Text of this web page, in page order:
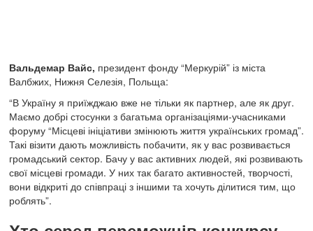
Вальдемар Вайс, президент фонду “Меркурій” із міста
Валбжих, Нижня Селезія, Польща:
“В Україну я приїжджаю вже не тільки як партнер, але як друг.
Маємо добрі стосунки з багатьма організаціями-учасниками
форуму “Місцеві ініціативи змінюють життя українських громад”.
Такі візити дають можливість побачити, як у вас розвивається
громадський сектор. Бачу у вас активних людей, які розвивають
свої місцеві громади. У них так багато активностей, творчості,
вони відкриті до співпраці з іншими та хочуть ділитися тим, що
роблять”.